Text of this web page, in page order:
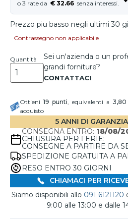
€ 32.66
Prezzo piu basso negli ultimi 30
Contrassegno non applicabile
Quantità
Sei un'azienda o un
grandi forniture?
Ottieni19 punti, equivalenti a
acquisto
5 ANNI DI
CONSEGNA ENTRO: 18/08/
CHIUSURA PER FERIE:
CONSEGNE A PARTIRE DA
SPEDIZIONE GRATUITA A
RESO ENTRO 30 GIORNI
CHIAMACI PER
Siamo disponibili allo 091 6121120
9:00 alle 13:00 e dalle